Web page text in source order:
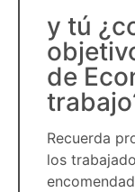
y tú
de
Recuerda
los